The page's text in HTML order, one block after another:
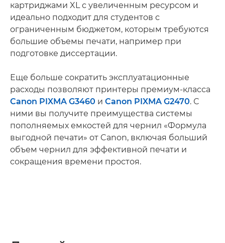
картриджами XL с увеличенным ресурсом и
идеально подходит для студентов с
ограниченным бюджетом, которым требуются
большие объемы печати, например при
подготовке диссертации.
Еще больше сократить эксплуатационные
расходы позволяют принтеры премиум-класса
Canon PIXMA G3460 и Canon PIXMA G2470. С
ними вы получите преимущества системы
пополняемых емкостей для чернил «Формула
выгодной печати» от Canon, включая больший
объем чернил для эффективной печати и
сокращения времени простоя.